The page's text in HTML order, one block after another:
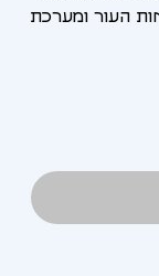
העור ומערכת